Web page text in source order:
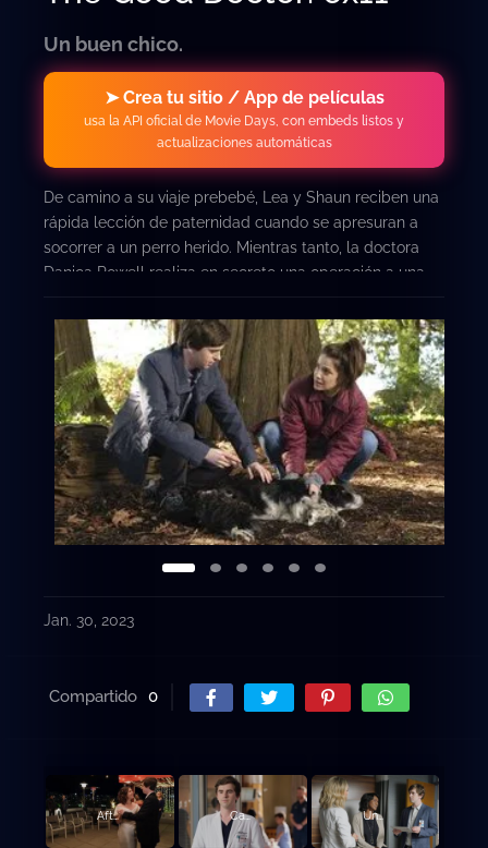
Un buen chico.
➤ Crea tu sitio / App de películas
usa la API oficial de Movie Days, con embeds listos y
actualizaciones automáticas
De camino a su viaje prebebé, Lea y Shaun reciben una
rápida lección de paternidad cuando se apresuran a
socorrer a un perro herido. Mientras tanto, la doctora
Danica Powell realiza en secreto una operación a una
Jan. 30, 2023
Compartido 0
Afterparty. Cambio de perspectiva. Una buena señal.